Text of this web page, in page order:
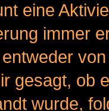
eine
immer
gesagt, ob
wurde,